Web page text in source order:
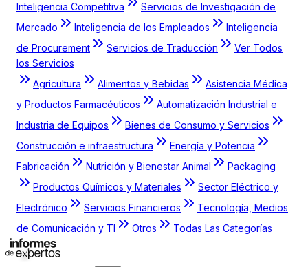
Inteligencia Competitiva
Servicios de Investigación de
Mercado
Inteligencia de los Empleados
Inteligencia
de Procurement
Servicios de Traducción
Ver Todos
los Servicios
Agricultura
Alimentos y Bebidas
Asistencia Médica
y Productos Farmacéuticos
Automatización Industrial e
Industria de Equipos
Bienes de Consumo y Servicios
Construcción e infraestructura
Energía y Potencia
Fabricación
Nutrición y Bienestar Animal
Packaging
Productos Químicos y Materiales
Sector Eléctrico y
Electrónico
Servicios Financieros
Tecnología, Medios
de Comunicación y TI
Otros Todas Las Categorías